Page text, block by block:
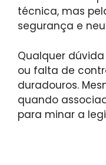
técnica, mas
segurança e
Qualquer
ou falta de
duradouros.
quando
para minar a